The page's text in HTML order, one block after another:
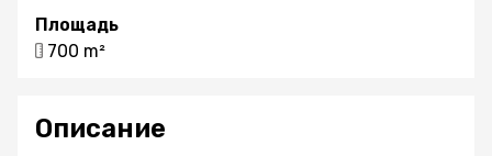
Площадь
700 m²
Описание